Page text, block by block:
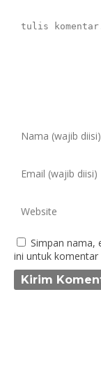
Simpan nama,
ini untuk komentar